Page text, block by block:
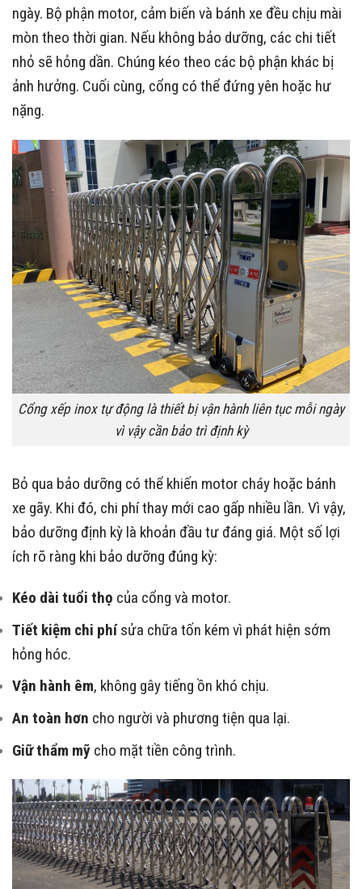
ngày. Bộ phận motor, cảm biến và bánh xe đều chịu mài
mòn theo thời gian. Nếu không bảo dưỡng, các chi tiết
nhỏ sẽ hỏng dần. Chúng kéo theo các bộ phận khác bị
ảnh hưởng. Cuối cùng, cổng có thể đứng yên hoặc hư
nặng.
Cổng xếp inox tự động là thiết bị vận hành liên tục mỗi ngày
vì vậy cần bảo trì định kỳ
Bỏ qua bảo dưỡng có thể khiến motor cháy hoặc bánh
xe gãy. Khi đó, chi phí thay mới cao gấp nhiều lần. Vì vậy,
bảo dưỡng định kỳ là khoản đầu tư đáng giá. Một số lợi
ích rõ ràng khi bảo dưỡng đúng kỳ:
Kéo dài tuổi thọ của cổng và motor.
Tiết kiệm chi phísửa chữa tốn kém vì phát hiện sớm
hỏng hóc.
Vận hành êm, không gây tiếng ồn khó chịu.
An toàn hơn cho người và phương tiện qua lại.
Giữ thẩm mỹ cho mặt tiền công trình.